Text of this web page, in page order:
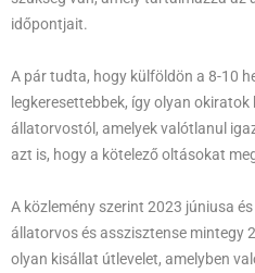
időpontjait.
A pár tudta, hogy külföldön a 8-10
legkeresettebbek, így olyan
állatorvostól, amelyek valótlanul
azt is, hogy a kötelező oltásokat
A közlemény szerint 2023 júniusa
állatorvos és asszisztense mintegy
olyan kisállat útlevelet, amelyben